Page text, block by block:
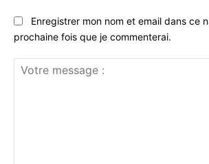
Enregistrer mon nom et email dans ce
prochaine fois que je commenterai.